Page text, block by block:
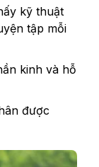
kỹ thuật
tập mỗi
kinh và hỗ
được